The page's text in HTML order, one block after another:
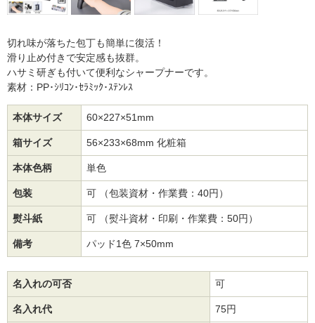
切れ味が落ちた包丁も簡単に復活！
滑り止め付きで安定感も抜群。
ハサミ研ぎも付いて便利なシャープナーです。
素材：PP･ｼﾘｺﾝ･ｾﾗﾐｯｸ･ｽﾃﾝﾚｽ
本体サイズ 60×227×51mm
箱サイズ 56×233×68mm 化粧箱
本体色柄 単色
包装 可 （包装資材・作業費：40円）
熨斗紙 可 （熨斗資材・印刷・作業費：50円）
備考 パッド1色 7×50mm
名入れの可否 可
名入れ代 75円